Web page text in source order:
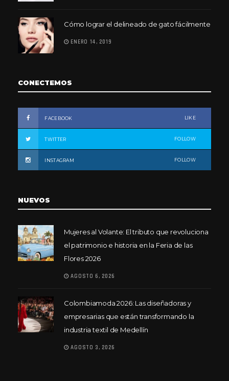
Cómo lograr el delineado de gato fácilmente
ENERO 14, 2019
CONECTEMOS
FACEBOOK LIKE
TWITTER FOLLOW
INSTAGRAM FOLLOW
NUEVOS
Mujeres al Volante: El tributo que revoluciona
el patrimonio e historia en la Feria de las
Flores 2026
AGOSTO 6, 2026
Colombiamoda 2026: Las diseñadoras y
empresarias que están transformando la
industria textil de Medellín
AGOSTO 3, 2026